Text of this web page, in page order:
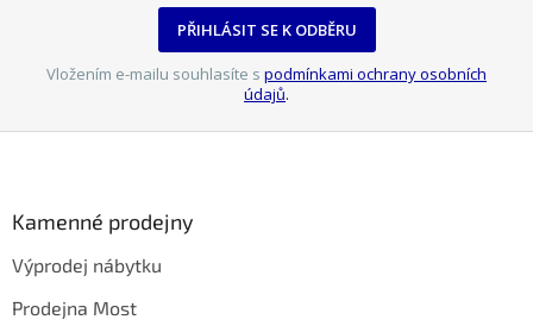
PŘIHLÁSIT SE K ODBĚRU
Vložením e-mailu souhlasíte s podmínkami ochrany osobních
údajů.
Kamenné prodejny
Výprodej nábytku
Prodejna Most